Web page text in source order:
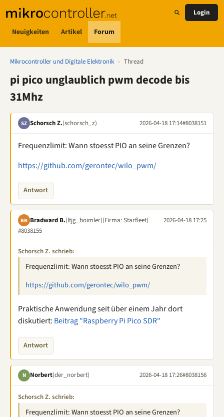
Neuigkeiten Artikel Forum
Login
Mikrocontroller und Digitale Elektronik › Thread
pi pico unglaublich pwm decode bis
31Mhz
SZ Schorsch Z.(schorsch_z) 2026-04-18 17:14#8038151
Frequenzlimit: Wann stoesst PIO an seine Grenzen?
https://github.com/gerontec/wilo_pwm/
Antwort
BB Bradward B.(ltjg_boimler)(Firma: Starfleet)
2026-04-18 17:25
#8038155
Schorsch Z. schrieb:
Frequenzlimit: Wann stoesst PIO an seine Grenzen?
https://github.com/gerontec/wilo_pwm/
Praktische Anwendung seit über einem Jahr dort
diskutiert: Beitrag "Raspberry Pi Pico SDR"
Antwort
N Norbert(der_norbert) 2026-04-18 17:26#8038156
Schorsch Z. schrieb:
Frequenzlimit: Wann stoesst PIO an seine Grenzen?